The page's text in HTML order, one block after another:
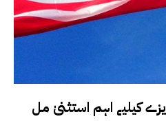
کیلیے اہم استثنیٰ مل